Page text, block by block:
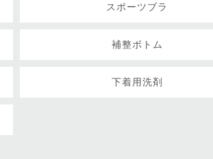
スポーツブラ
補整ボトム
下着用洗剤